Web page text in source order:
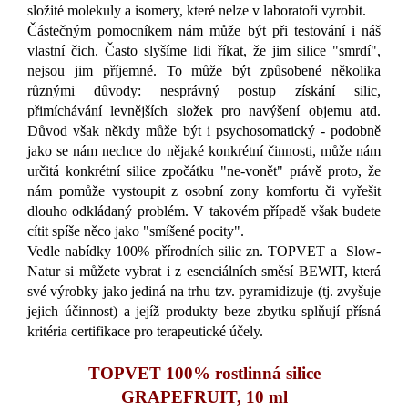
složité molekuly a isomery, které nelze v laboratoři vyrobit.
Částečným pomocníkem nám může být při testování i náš
vlastní čich. Často slyšíme lidi říkat, že jim silice "smrdí",
nejsou jim příjemné. To může být způsobené několika
různými důvody: nesprávný postup získání silic,
přimíchávání levnějších složek pro navýšení objemu atd.
Důvod však někdy může být i psychosomatický - podobně
jako se nám nechce do nějaké konkrétní činnosti, může nám
určitá konkrétní silice zpočátku "ne-vonět" právě proto, že
nám pomůže vystoupit z osobní zony komfortu či vyřešit
dlouho odkládaný problém. V takovém případě však budete
cítit spíše něco jako "smíšené pocity".
Vedle nabídky 100% přírodních silic zn. TOPVET a Slow-
Natur si můžete vybrat i z esenciálních směsí BEWIT, která
své výrobky jako jediná na trhu tzv. pyramidizuje (tj. zvyšuje
jejich účinnost) a jejíž produkty beze zbytku splňují přísná
kritéria certifikace pro terapeutické účely.
TOPVET 100% rostlinná silice
GRAPEFRUIT, 10 ml